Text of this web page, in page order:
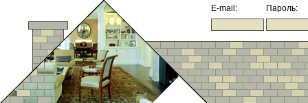
E-mail: Пароль: